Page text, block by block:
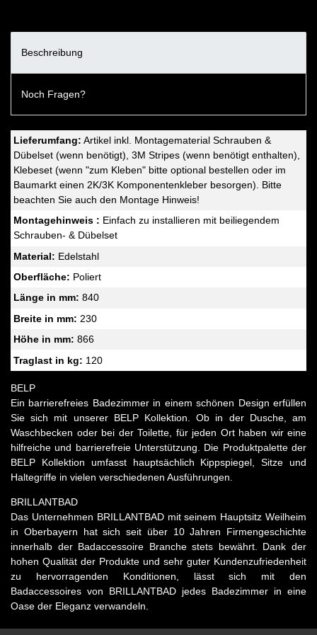
Beschreibung
Noch Fragen?
Lieferumfang: Artikel inkl. Montagematerial Schrauben &
Dübelset (wenn benötigt), 3M Stripes (wenn benötigt enthalten),
Klebeset (wenn "zum Kleben" bitte optional bestellen oder im
Baumarkt einen 2K/3K Komponentenkleber besorgen). Bitte
beachten Sie auch den Montage Hinweis!
Montagehinweis : Einfach zu installieren mit beiliegendem
Schrauben- & Dübelset
Material: Edelstahl
Oberfläche: Poliert
Länge in mm: 840
Breite in mm: 230
Höhe in mm: 866
Traglast in kg: 120
BELP
Ein barrierefreies Badezimmer in einem schönen Design erfüllen
Sie sich mit unserer BELP Kollektion. Ob in der Dusche, am
Waschbecken oder bei der Toilette, für jeden Ort haben wir eine
hilfreiche und barrierefreie Unterstützung. Die Produktpalette der
BELP Kollektion umfasst hauptsächlich Kippspiegel, Sitze und
Haltegriffe in vielen verschiedenen Ausführungen.
BRILLANTBAD
Das Unternehmen BRILLANTBAD mit seinem Hauptsitz Weilheim
in Oberbayern hat sich seit über 10 Jahren Firmengeschichte
innerhalb der Badaccessoire Branche stets bewährt. Dank der
hohen Qualität der Produkte und sehr guter Kundenzufriedenheit
zu hervorragenden Konditionen, lässt sich mit den
Badaccessoires von BRILLANTBAD jedes Badezimmer in eine
Oase der Eleganz verwandeln.